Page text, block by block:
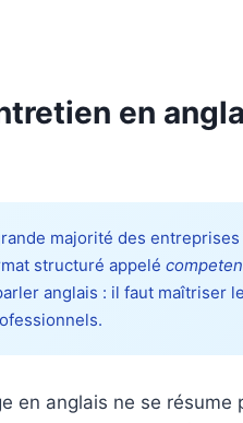
en
majorité des
structuré appelé
anglais : il faut maîtriser
en anglais ne se